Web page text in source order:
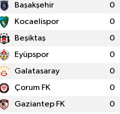
Başakşehir 0
Kocaelispor 0
Beşiktaş 0
Eyüpspor 0
Galatasaray 0
Çorum FK 0
Gaziantep FK 0